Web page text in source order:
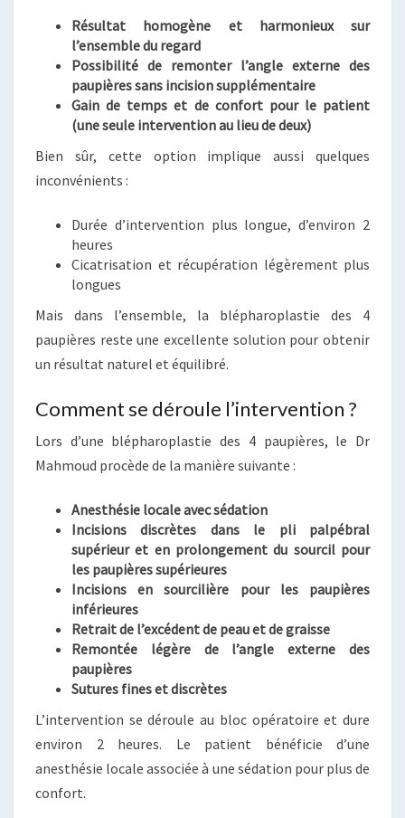
Résultat homogène et harmonieux sur
l’ensemble du regard
Possibilité de remonter l’angle externe des
paupières sans incision supplémentaire
Gain de temps et de confort pour le patient
(une seule intervention au lieu de deux)
Bien sûr, cette option implique aussi quelques
inconvénients :
Durée d’intervention plus longue, d’environ 2
heures
Cicatrisation et récupération légèrement plus
longues
Mais dans l’ensemble, la blépharoplastie des 4
paupières reste une excellente solution pour obtenir
un résultat naturel et équilibré.
Comment se déroule l’intervention ?
Lors d’une blépharoplastie des 4 paupières, le Dr
Mahmoud procède de la manière suivante :
Anesthésie locale avec sédation
Incisions discrètes dans le pli palpébral
supérieur et en prolongement du sourcil pour
les paupières supérieures
Incisions en sourcilière pour les paupières
inférieures
Retrait de l’excédent de peau et de graisse
Remontée légère de l’angle externe des
paupières
Sutures fines et discrètes
L’intervention se déroule au bloc opératoire et dure
environ 2 heures. Le patient bénéficie d’une
anesthésie locale associée à une sédation pour plus de
confort.